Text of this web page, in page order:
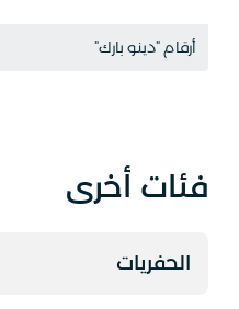
أرقام "دينو بارك"
فئات أخرى
الحفريات